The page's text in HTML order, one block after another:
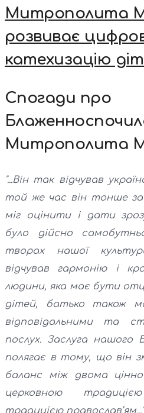
Митрополита
розвиває
катехизацію
Спогади про
Митрополита
"...Він так відчував
той же час він тонше за
міг оцінити і дати
було дійсно
творах нашої
відчував гармонію і
людини, яка має бути
дітей, батько також
відповідальними та
послух. Заслуга нашого
полягає в тому, що він
баланс між двома
церковною
традицією